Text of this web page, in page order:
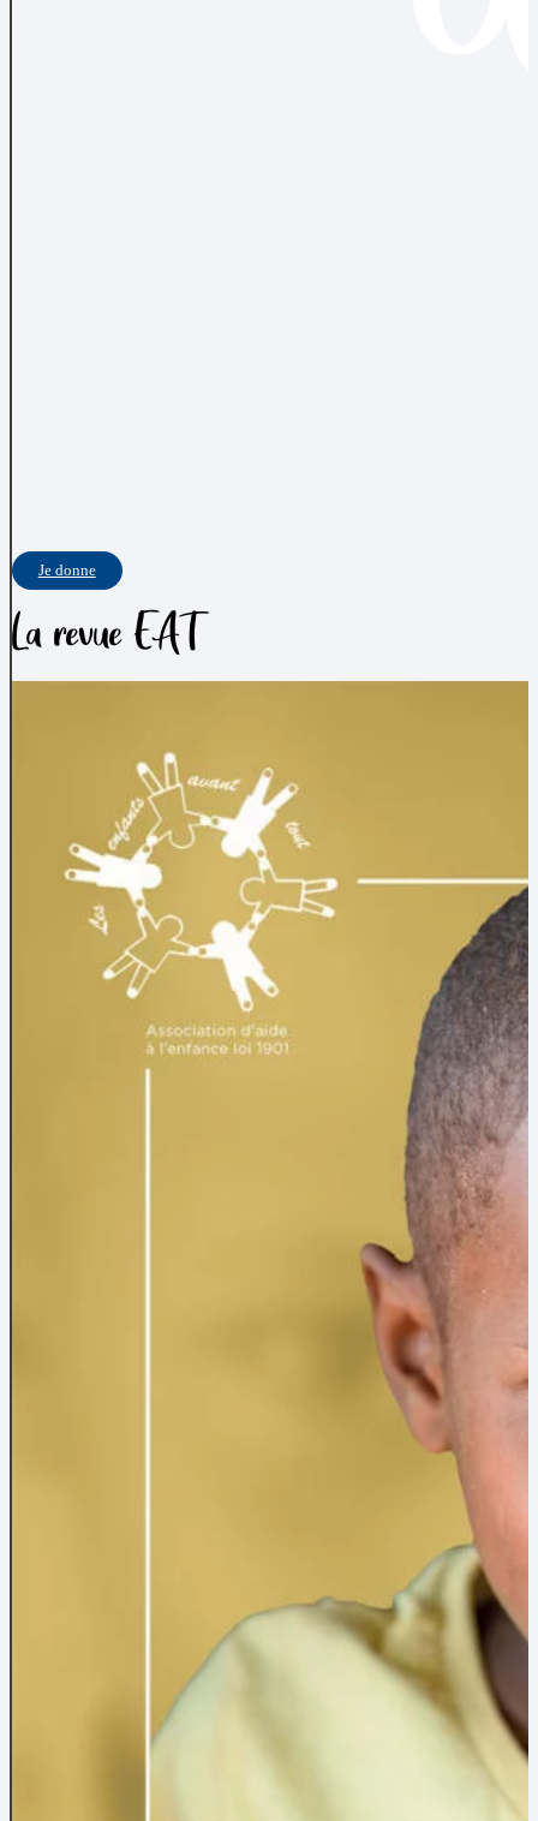
Je donne
La revue EAT